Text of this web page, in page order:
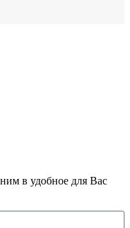
в удобное для Вас